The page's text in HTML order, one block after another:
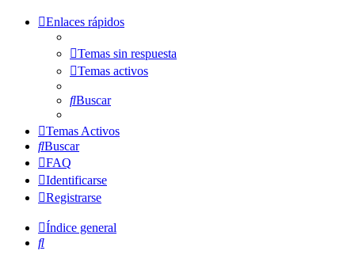
Enlaces rápidos
Temas sin respuesta
Temas activos
Buscar
Temas Activos
Buscar
FAQ
Identificarse
Registrarse
Índice general
Buscar